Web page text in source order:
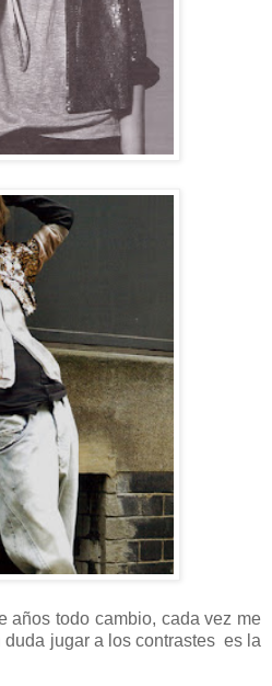
años todo cambio, cada vez me
jugar a los contrastes es la